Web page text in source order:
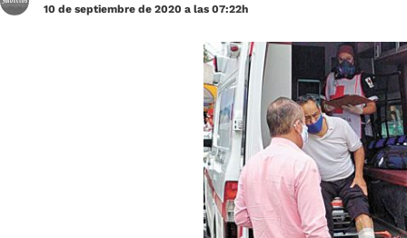
10 de septiembre de 2020 a las 07:22h